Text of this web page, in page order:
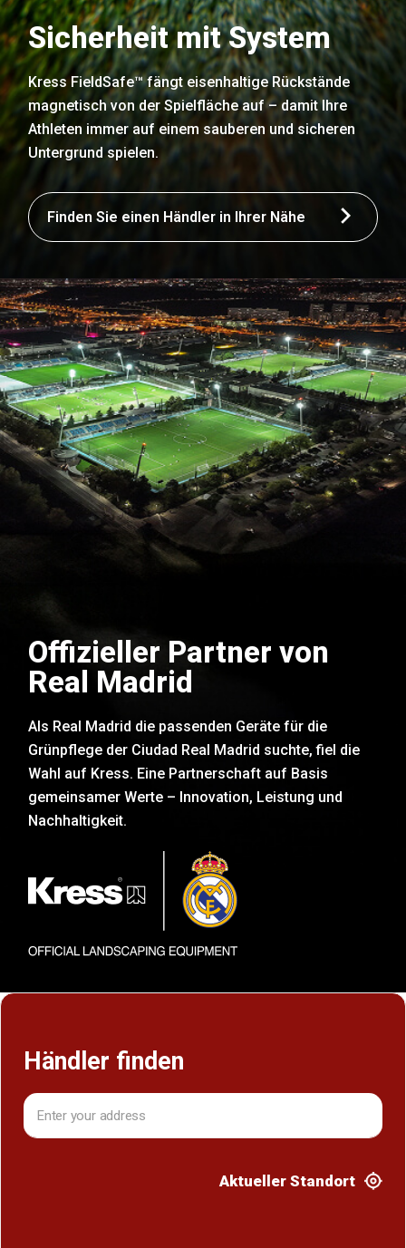
Sicherheit mit System
Kress FieldSafe™ fängt eisenhaltige Rückstände
magnetisch von der Spielfläche auf – damit Ihre
Athleten immer auf einem sauberen und sicheren
Untergrund spielen.
Finden Sie einen Händler in Ihrer Nähe
Offizieller Partner von
Real Madrid
Als Real Madrid die passenden Geräte für die
Grünpflege der Ciudad Real Madrid suchte, fiel die
Wahl auf Kress. Eine Partnerschaft auf Basis
gemeinsamer Werte – Innovation, Leistung und
Nachhaltigkeit.
Händler finden
Aktueller Standort